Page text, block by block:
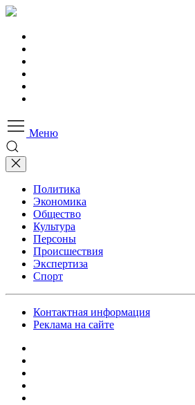
Меню
Политика
Экономика
Общество
Культура
Персоны
Происшествия
Экспертиза
Спорт
Контактная информация
Реклама на сайте